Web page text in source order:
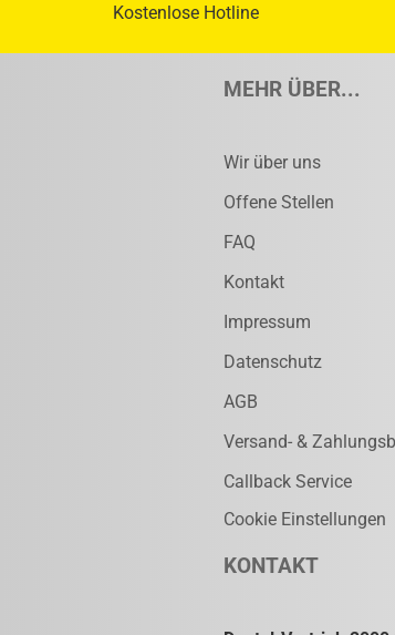
Kostenlose Hotline
MEHR ÜBER...
Wir über uns
Offene Stellen
FAQ
Kontakt
Impressum
Datenschutz
AGB
Versand- &
Callback Service
Cookie Einstellungen
KONTAKT